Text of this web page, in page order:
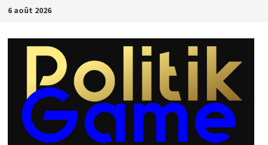
Passer
contenu
6 août 2026